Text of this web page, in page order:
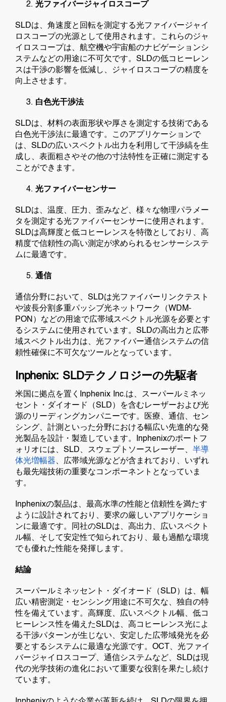
光ファイバージャイロスコープ
SLDは、角速度と回転を測定する光ファイバージャイ
ロスコープの光源として使用されます。これらのジャ
イロスコープは、航空機や宇宙船のナビゲーションシ
ステムなどの用途に不可欠です。SLDの低コヒーレン
スは干渉の影響を低減し、ジャイロスコープの精度を
向上させます。
白色光干渉法
SLDは、材料の表面形状や厚さを測定する技術である
白色光干渉法に最適です。このアプリケーションで
は、SLDの広いスペクトル出力を利用して干渉縞を生
成し、表面粗さやその他の寸法特性を正確に測定する
ことができます。
光ファイバーセンサー
SLDは、温度、圧力、歪みなど、様々な物理パラメー
タを測定する光ファイバーセンサーに使用されます。
SLDは高輝度と低コヒーレンスを特徴としており、高
精度で信頼性の高い測定が求められるセンサーシステ
ムに最適です。
通信
通信分野において、SLDは光ファイバーリンクテスト
や波長分割多重パッシブ光ネットワーク（WDM-
PON）などの用途で広帯域スペクトル光源を必要とす
るシステムに使用されています。SLDの高出力と広帯
域スペクトル出力は、光ファイバー通信システムの信
頼性確保に不可欠なツールとなっています。
Inphenix: SLDテクノロジーの先駆者
米国に拠点を置くInphenix Inc.は、スーパールミネッ
セント・ダイオード（SLD）を含むレーザーおよび光
源のリーディングカンパニーです。医療、通信、セン
シング、計測といった分野における幅広い先進的な発
光製品を設計・製造しています。Inphenixのポートフ
ォリオには、SLD、スウェプトソースレーザー、 半導
体光増幅器、広帯域光源などが含まれており、いずれ
も最先端技術の重要なコンポーネントとなっていま
す。
Inphenixの製品は、最高水準の性能と信頼性を満たす
ように設計されており、要求の厳しいアプリケーショ
ンに最適です。同社のSLDは、高出力、広いスペクト
ル幅、そして安定性で知られており、最も過酷な環境
でも優れた性能を発揮します。
結論
スーパールミネッセント・ダイオード（SLD）は、幅
広い精密測定・センシング用途に不可欠な、独自の特
性を備えています。高輝度、広いスペクトル幅、低コ
ヒーレンス性を備えたSLDは、高コヒーレンス光によ
る干渉パターンが生じない、安定した広帯域発光を必
要とするシステムに最適な光源です。OCT、光ファイ
バージャイロスコープ、通信システムなど、SLDは現
代の光学技術の進化において重要な役割を果たし続け
ています。